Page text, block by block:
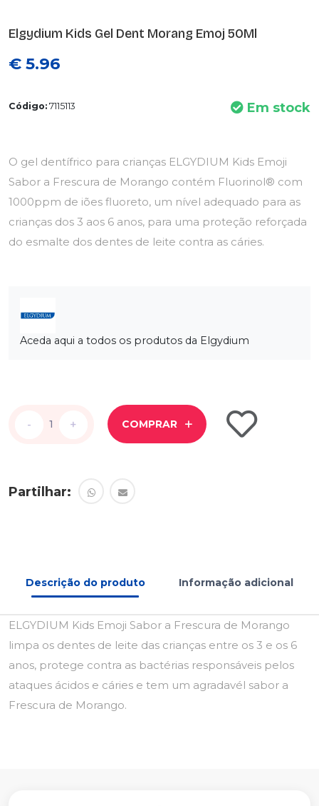
Elgydium Kids Gel Dent Morang Emoj 50Ml
€ 5.96
Código: 7115113 Em stock
O gel dentífrico para crianças ELGYDIUM Kids Emoji
Sabor a Frescura de Morango contém Fluorinol® com
1000ppm de iões fluoreto, um nível adequado para as
crianças dos 3 aos 6 anos, para uma proteção reforçada
do esmalte dos dentes de leite contra as cáries.
Aceda aqui a todos os produtos da Elgydium
- +
- + COMPRAR
Partilhar:
Descrição do produto Informação adicional
ELGYDIUM Kids Emoji Sabor a Frescura de Morango
limpa os dentes de leite das crianças entre os 3 e os 6
anos, protege contra as bactérias responsáveis pelos
ataques ácidos e cáries e tem um agradavél sabor a
Frescura de Morango.